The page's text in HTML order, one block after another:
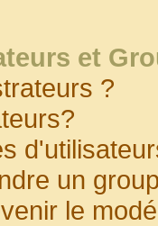
et
?
un
le